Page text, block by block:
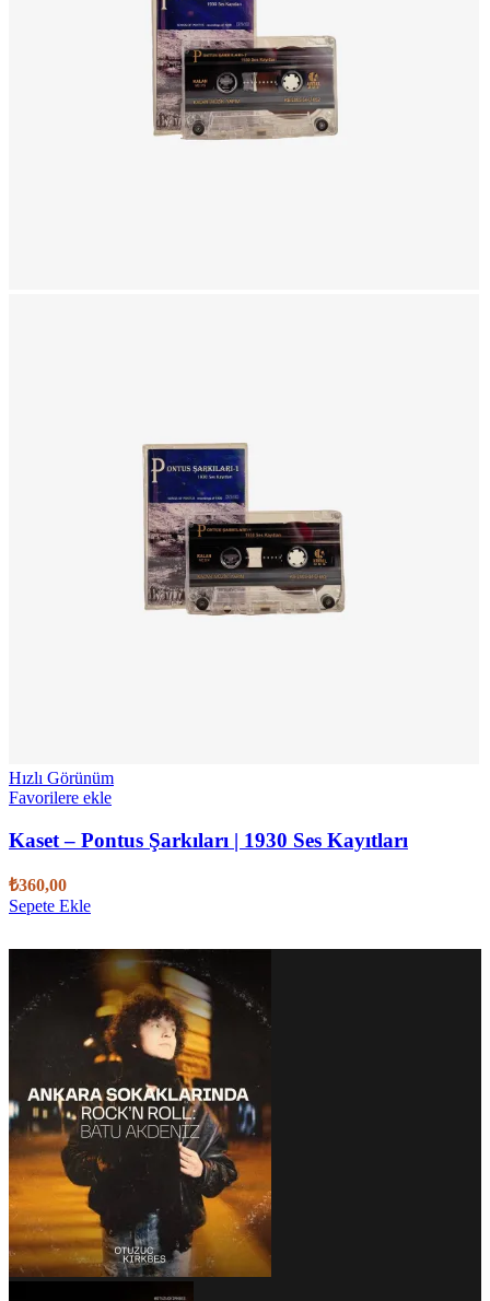
Hızlı Görünüm
Favorilere ekle
Kaset – Pontus Şarkıları | 1930 Ses Kayıtları
₺360,00
Sepete Ekle